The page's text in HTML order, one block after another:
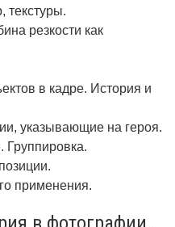
текстуры.
резкости как
в кадре. История и
указывающие на героя.
Группировка.
применения.